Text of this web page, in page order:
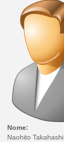
Nome:
Naohito Takahashi